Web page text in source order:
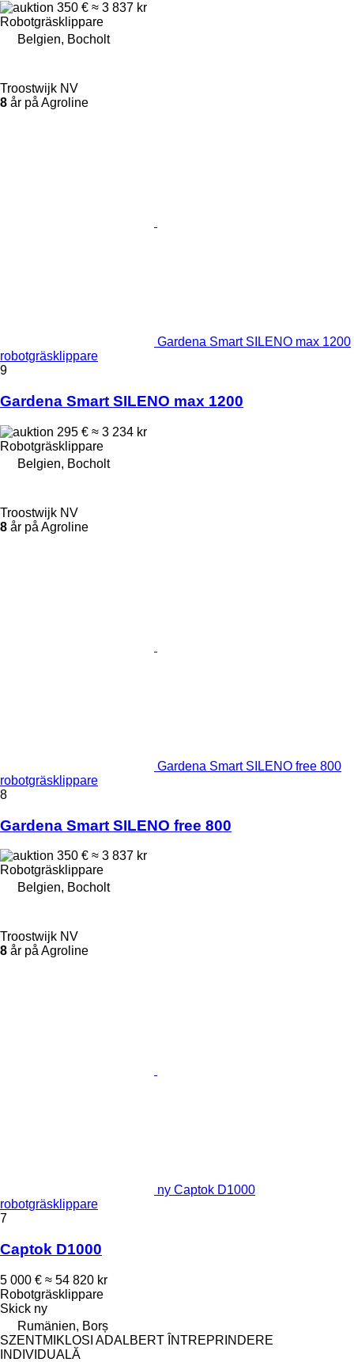
350 € ≈ 3 837 kr
Robotgräsklippare
Belgien, Bocholt
Troostwijk NV
8 år på Agroline
Gardena Smart SILENO max 1200
robotgräsklippare
9
Gardena Smart SILENO max 1200
295 € ≈ 3 234 kr
Robotgräsklippare
Belgien, Bocholt
Troostwijk NV
8 år på Agroline
Gardena Smart SILENO free 800
robotgräsklippare
8
Gardena Smart SILENO free 800
350 € ≈ 3 837 kr
Robotgräsklippare
Belgien, Bocholt
Troostwijk NV
8 år på Agroline
ny Captok D1000
robotgräsklippare
7
Captok D1000
5 000 € ≈ 54 820 kr
Robotgräsklippare
Skick ny
Rumänien, Borș
SZENTMIKLOSI ADALBERT ÎNTREPRINDERE
INDIVIDUALĂ